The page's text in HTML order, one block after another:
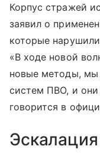
Корпус стражей
заявил о
которые
«В ходе новой
новые методы, мы
систем ПВО, и они
говорится в